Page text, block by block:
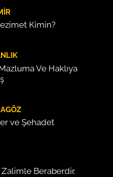
Kimin?
Ve Haklıya
ve Şehadet
Beraberdir.